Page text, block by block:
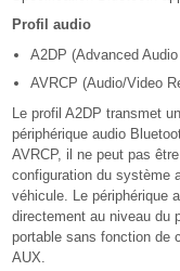
Profil audio
A2DP (Advanced
AVRCP (Audio/Video
Le profil A2DP transmet
périphérique audio
AVRCP, il ne peut pas
configuration du système
véhicule. Le périphérique
directement au niveau du
portable sans fonction de
AUX.